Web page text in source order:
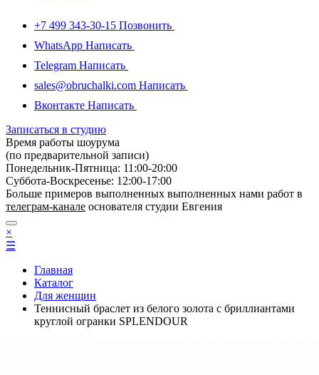
+7 499 343-30-15 Позвонить
WhatsApp Написать
Telegram Написать
sales@obruchalki.com Написать
Вконтакте Написать
Записаться в студию
Время работы шоурума
(по предварительной записи)
Понедельник-Пятница: 11:00-20:00
Суббота-Bоcкресенье: 12:00-17:00
Больше примеров выполненных выполненных нами работ в
телеграм-канале основателя студии Евгения
×
☰
Главная
Каталог
Для женщин
Теннисный браслет из белого золота с бриллиантами
круглой огранки SPLENDOUR